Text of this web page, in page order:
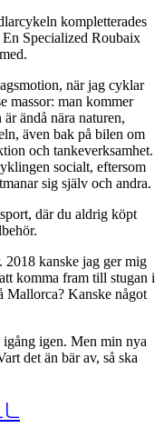
kompletterades
Specialized Roubaix
när jag cyklar
massor: man kommer
ändå nära naturen,
även bak på bilen om
och tankeverksamhet.
socialt, eftersom
sig själv och andra.
där du aldrig köpt
kanske jag ger mig
komma fram till stugan i
Mallorca? Kanske något
igen. Men min nya
det än bär av, så ska